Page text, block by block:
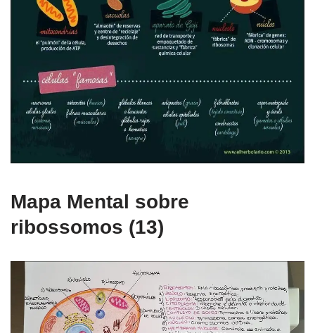
Mapa Mental sobre
ribossomos (13)